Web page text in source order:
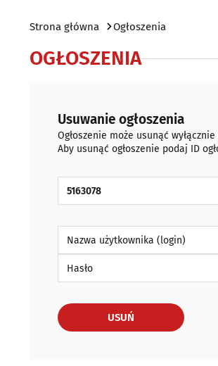
Strona główna Ogłoszenia
OGŁOSZENIA
Usuwanie ogłoszenia
Ogłoszenie może usunąć
Aby usunąć ogłoszenie podaj ID
USUŃ